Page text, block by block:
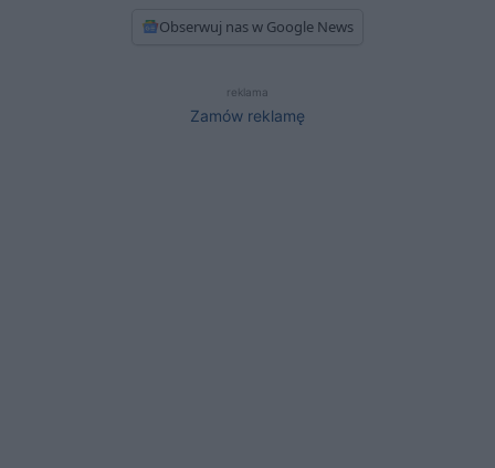
Obserwuj nas w Google News
reklama
Zamów reklamę